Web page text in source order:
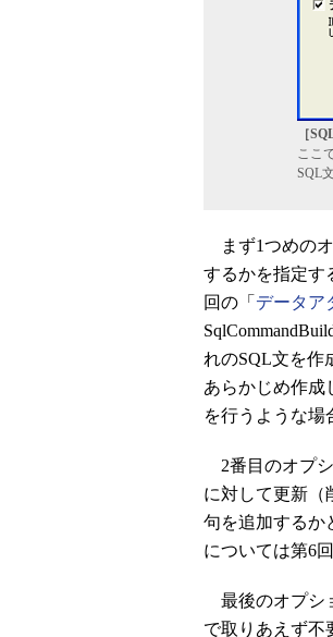
［
ここ
SQL
まず1つめのオ
するかを指定す
回の「 データア
れのSQL文を作
あらかじめ作成
を行うような場
2番目のオプシ
に対して更新（
句を追加するか
については第6回
最後のオプシ
で取りあえず不